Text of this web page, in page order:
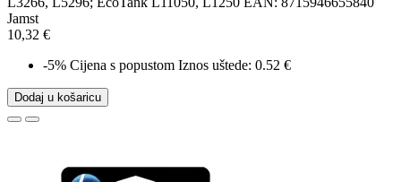
Jamst
10,32 €
-5% Cijena s popustom Iznos uštede: 0.52 €
Dodaj u košaricu